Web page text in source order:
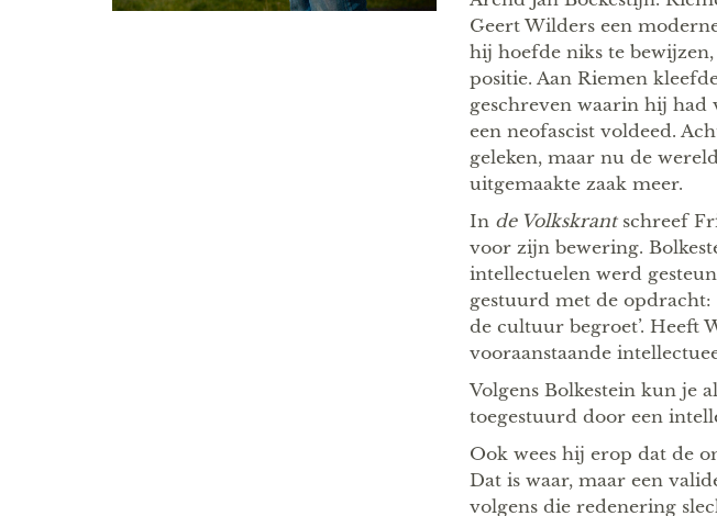
Geert Wilders een
hij hoefde niks te
positie. Aan Riemen
geschreven waarin hij had
een neofascist voldeed.
geleken, maar nu de
uitgemaakte zaak meer.
In de Volkskrantschreef
voor zijn bewering.
intellectuelen werd
gestuurd met de opdracht:
de cultuur begroet’. Heeft
vooraanstaande
Volgens Bolkestein kun je
toegestuurd door een
Ook wees hij erop dat de
Dat is waar, maar een
volgens die redenering